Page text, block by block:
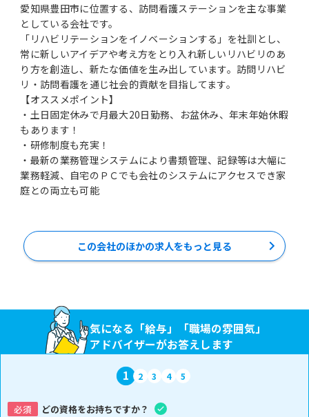
愛知県豊田市に位置する、訪問看護ステーションを主な事業
としている会社です。
「リハビリテーションをイノベーションする」を社訓とし、
常に新しいアイデアや考え方をとり入れ新しいリハビリのあ
り方を創造し、新たな価値を生み出しています。訪問リハビ
リ・訪問看護を通じ社会的貢献を目指してます。
【オススメポイント】
・土日固定休みで月最大20日勤務、お盆休み、年末年始休暇
もあります！
・研修制度も充実！
・最新の業務管理システムにより書類管理、記録等は大幅に
業務軽減、自宅のＰＣでも会社のシステムにアクセスでき家
庭との両立も可能
この会社のほかの求人をもっと見る
気になる「給与」「職場の雰囲気」
アドバイザーがお答えします
1 2 3 4 5
必須 どの資格をお持ちですか？